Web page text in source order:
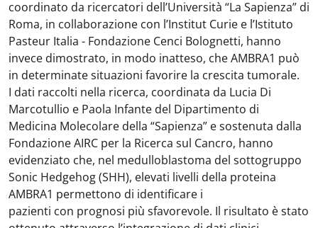
coordinato da ricercatori dell’Università “La Sapienza” di
Roma, in collaborazione con l’Institut Curie e l’Istituto
Pasteur Italia - Fondazione Cenci Bolognetti, hanno
invece dimostrato, in modo inatteso, che AMBRA1 può
in determinate situazioni favorire la crescita tumorale.
I dati raccolti nella ricerca, coordinata da Lucia Di
Marcotullio e Paola Infante del Dipartimento di
Medicina Molecolare della “Sapienza” e sostenuta dalla
Fondazione AIRC per la Ricerca sul Cancro, hanno
evidenziato che, nel medulloblastoma del sottogruppo
Sonic Hedgehog (SHH), elevati livelli della proteina
AMBRA1 permettono di identificare i
pazienti con prognosi più sfavorevole. Il risultato è stato